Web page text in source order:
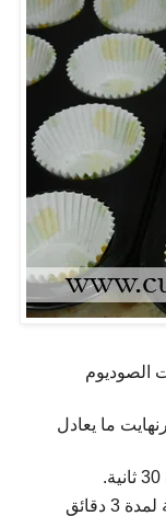
الصوديوم
على درجة حرارة 350 فهرنهايت ما يعادل
نضيف السكر ونضرب بسرعة متوسطة لمدة 3 دقائق